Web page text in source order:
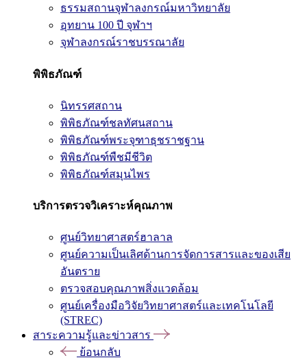
ธรรมสถานจุฬาลงกรณ์มหาวิทยาลัย
อุทยาน 100 ปี จุฬาฯ
จุฬาลงกรณ์ราชบรรณาลัย
พิพิธภัณฑ์
นิทรรศสถาน
พิพิธภัณฑ์ชลทัศนสถาน
พิพิธภัณฑ์พระจุฑาธุชราชฐาน
พิพิธภัณฑ์พืชมีชีวิต
พิพิธภัณฑ์สมุนไพร
บริการตรวจวิเคราะห์คุณภาพ
ศูนย์วิทยาศาสตร์ฮาลาล
ศูนย์ความเป็นเลิศด้านการจัดการสารและของเสีย
อันตราย
ตรวจสอบคุณภาพสิ่งแวดล้อม
ศูนย์เครื่องมือวิจัยวิทยาศาสตร์และเทคโนโลยี
(STREC)
สาระความรู้และข่าวสาร
ย้อนกลับ